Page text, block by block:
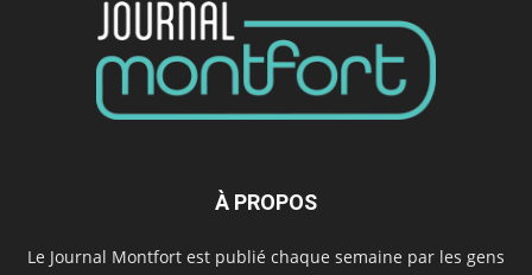
À PROPOS
Le Journal Montfort est publié chaque semaine par les gens